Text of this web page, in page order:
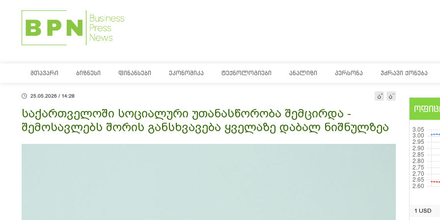
ᲛᲗᲐᲕᲐᲠᲘ ᲑᲘᲖᲜᲔᲡᲘ ᲤᲘᲜᲐᲜᲡᲔᲑᲘ ᲔᲙᲝᲜᲝᲛᲘᲙᲐ ᲢᲔᲥᲜᲝᲚᲝᲒᲘᲔᲑᲘ ᲐᲜᲐᲚᲘᲖᲘ ᲞᲔᲠᲡᲝᲜᲐ ᲣᲫᲠᲐᲕᲘ ᲥᲝᲜᲔᲑᲐ
25.05.2026 / 14:28
საქართველოში სოციალური უთანასწორობა შემცირდა -
შემოსავლებს შორის განსხვავება ყველაზე დაბალ ნიშნულზეა
1 USD